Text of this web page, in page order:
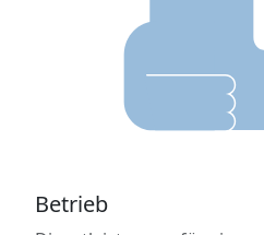
Betrieb